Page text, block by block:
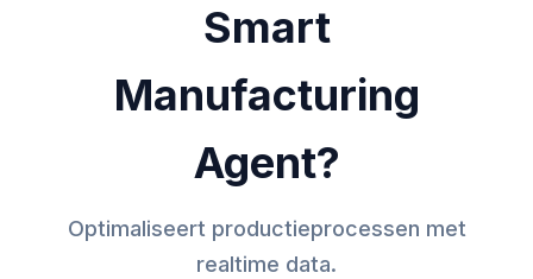
Smart
Manufacturing
Agent?
Optimaliseert productieprocessen met
realtime data.